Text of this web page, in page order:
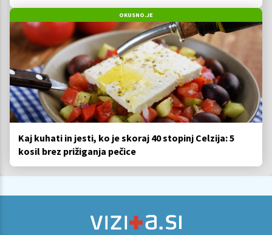
OKUSNO.JE
Kaj kuhati in jesti, ko je skoraj 40 stopinj Celzija: 5
kosil brez prižiganja pečice